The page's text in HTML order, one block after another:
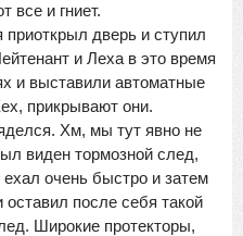
все и гниет.
дверь и ступил
и Леха в это время
и выставили автоматные
прикрывают они.
Хм, мы тут явно не
виден тормозной след,
очень быстро и затем
оставил после себя такой
Широкие протекторы,